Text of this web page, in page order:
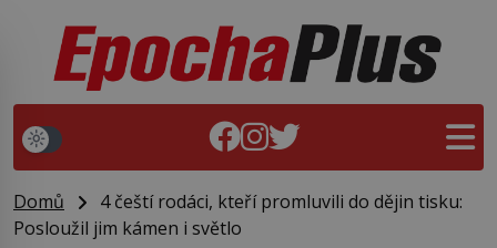
Domů
4 čeští rodáci, kteří promluvili do dějin tisku:
Posloužil jim kámen i světlo